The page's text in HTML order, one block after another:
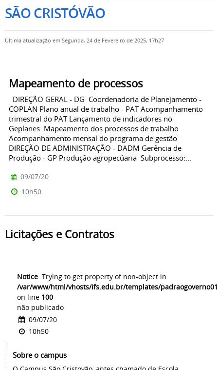
SÃO CRISTÓVÃO
Última atualização em Segunda, 24 de Fevereiro de 2025, 17h27
Mapeamento de processos
DIREÇÃO GERAL - DG Coordenadoria de Planejamento -
COPLAN Plano anual de trabalho - PAT Acompanhamento
trimestral do PAT Lançamento de indicadores no
Geplanes Mapeamento dos processos de trabalho
Acompanhamento mensal do programa de gestão
DIREÇÃO DE ADMINISTRAÇÃO - DADM Gerência de
Produção - GP Produção agropecúaria Subprocesso:...
09/07/20
10h50
Licitações e Contratos
Notice: Trying to get property of non-object in
/var/www/html/vhosts/ifs.edu.br/templates/
on line 100
não publicado
09/07/20
10h50
Sobre o campus